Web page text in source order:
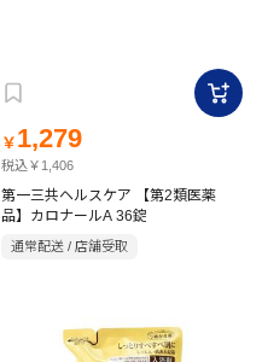
￥ 1,279
税込￥1,406
第一三共ヘルスケア 【第2類医薬
品】カロナールA 36錠
通常配送 / 店舗受取